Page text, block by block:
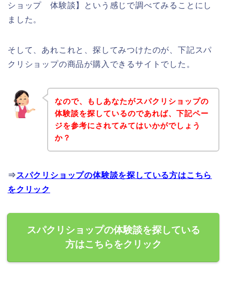
ショップ 体験談】という感じで調べてみることにし
ました。
そして、あれこれと、探してみつけたのが、下記スパ
クリショップの商品が購入できるサイトでした。
なので、もしあなたがスパクリショップの
体験談を探しているのであれば、下記ペー
ジを参考にされてみてはいかがでしょう
か？
⇒ スパクリショップの体験談を探している方はこちら
をクリック
スパクリショップの体験談を探している
方はこちらをクリック